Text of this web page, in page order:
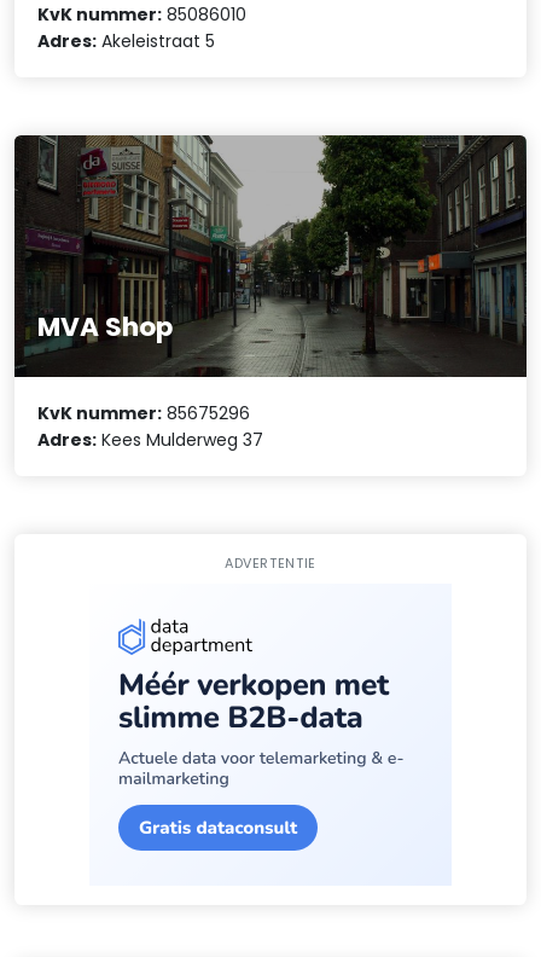
KvK nummer: 85086010
Adres: Akeleistraat 5
MVA Shop
KvK nummer: 85675296
Adres: Kees Mulderweg 37
ADVERTENTIE